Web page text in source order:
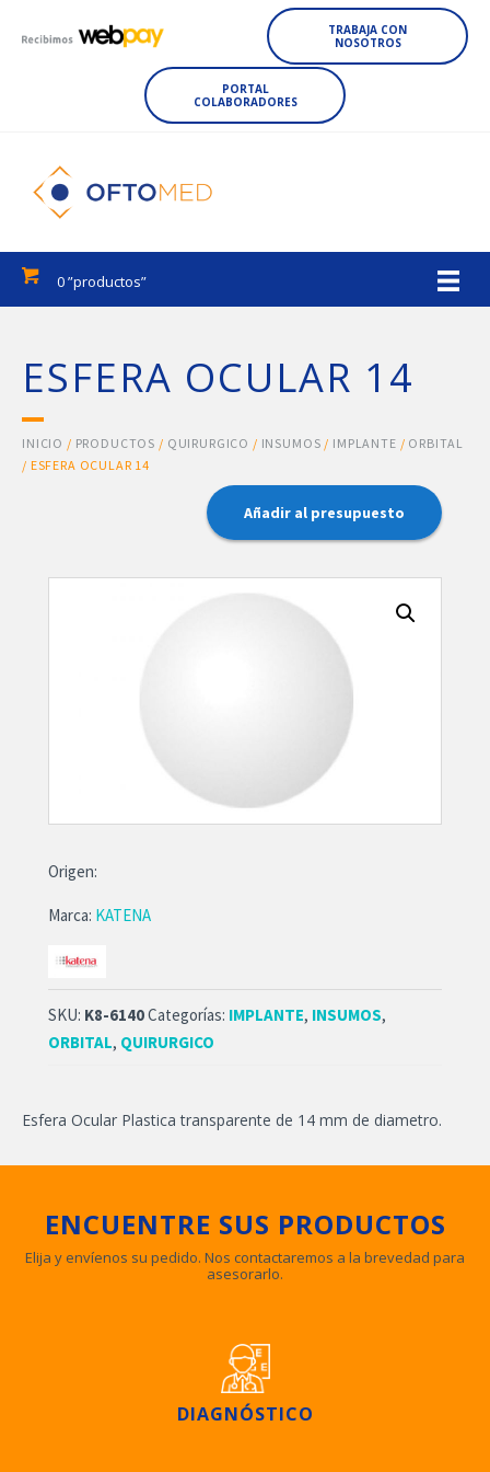
TRABAJA CON
NOSOTROS
PORTAL
COLABORADORES
0 ”productos”
ESFERA OCULAR 14
INICIO / PRODUCTOS / QUIRURGICO / INSUMOS / IMPLANTE / ORBITAL
/ ESFERA OCULAR 14
Añadir al presupuesto
Origen:
Marca: KATENA
SKU: K8-6140Categorías: IMPLANTE, INSUMOS,
ORBITAL, QUIRURGICO
Esfera Ocular Plastica transparente de 14 mm de diametro.
ENCUENTRE SUS PRODUCTOS
Elija y envíenos su pedido. Nos contactaremos a la brevedad para
asesorarlo.
DIAGNÓSTICO